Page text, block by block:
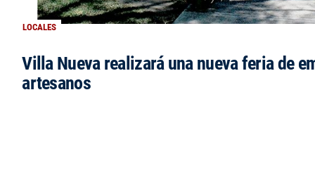
LOCALES
Villa Nueva realizará una nueva feria de
artesanos